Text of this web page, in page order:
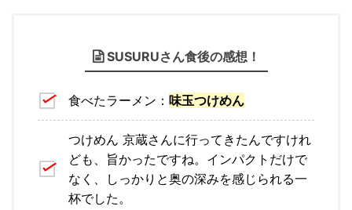
SUSURUさん食後の感想！
食べたラーメン： 味玉つけめん
つけめん 京蔵さんに行ってきたんですけれ
ども、旨かったですね。インパクトだけで
なく、しっかりと奥の深みを感じられる一
杯でした。